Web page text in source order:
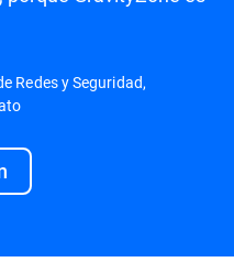
Redes y Seguridad,